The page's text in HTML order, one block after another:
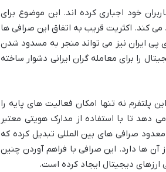
خود اجباری کرده اند. این موضوع برای
می کند. اکثریت قریب به اتفاق این صرافی ها
پی ایران نیز می تواند منجر به مسدود شدن
را برای معامله گران ایرانی دشوار ساخته
نه تنها امکان فعالیت های پایه را
دهد تا با استفاده از مدارک هویتی معتبر
معدود صرافی های بین المللی تبدیل کرده که
آن ها دارد. این صرافی با فراهم آوردن چنین
ارزهای دیجیتال ایجاد کرده است.